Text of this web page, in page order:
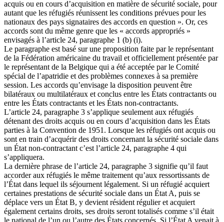
acquis ou en cours d’acquisition en matière de sécurité sociale, pour
autant que les réfugiés réunissent les conditions prévues pour les
nationaux des pays signataires des accords en question ». Or, ces
accords sont du même genre que les « accords appropriés »
envisagés à l’article 24, paragraphe 1 (b) (i).
Le paragraphe est basé sur une proposition faite par le représentant
de la Fédération américaine du travail et officiellement présentée par
le représentant de la Belgique qui a été acceptée par le Comité
spécial de l’apatridie et des problèmes connexes à sa première
session. Les accords qu’envisage la disposition peuvent être
bilatéraux ou multilatéraux et conclus entre les États contractants ou
entre les États contractants et les États non-contractants.
L’article 24, paragraphe 3 s’applique seulement aux réfugiés
détenant des droits acquis ou en cours d’acquisition dans les États
parties à la Convention de 1951. Lorsque les réfugiés ont acquis ou
sont en train d’acquérir des droits concernant la sécurité sociale dans
un État non-contractant c’est l’article 24, paragraphe 4 qui
s’appliquera.
La dernière phrase de l’article 24, paragraphe 3 signifie qu’il faut
accorder aux réfugiés le même traitement qu’aux ressortissants de
l’État dans lequel ils séjournent légalement. Si un réfugié acquiert
certaines prestations de sécurité sociale dans un État A, puis se
déplace vers un État B, y devient résident régulier et acquiert
également certains droits, ses droits seront totalisés comme s’il était
le national de l’un ou l’autre des États concernés. Si l’État A venait à